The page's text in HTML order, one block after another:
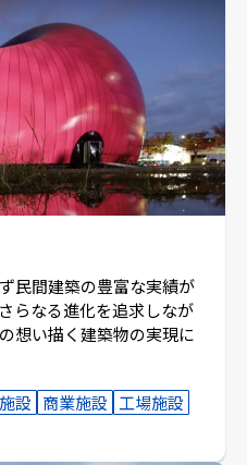
民間建築の豊富な実績が
らなる進化を追求しなが
想い描く建築物の実現に
設 商業施設 工場施設